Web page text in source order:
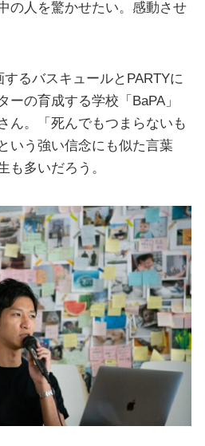
の人を驚かせたい。感動させ
するバスキュールとPARTYに
ーの育成する学校「BaPA」
ん。「死んでもつまらないも
いう強い信念にも似た言葉
も多いだろう。